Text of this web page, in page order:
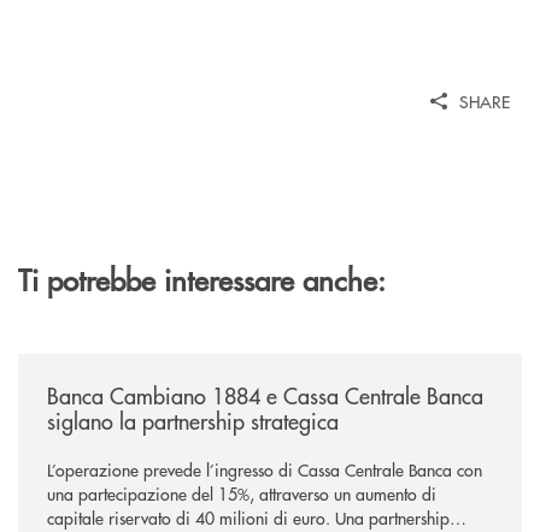
SHARE
Ti potrebbe interessare anche:
Banca Cambiano 1884 e Cassa Centrale Banca
siglano la partnership strategica
L’operazione prevede l’ingresso di Cassa Centrale Banca con
una partecipazione del 15%, attraverso un aumento di
capitale riservato di 40 milioni di euro. Una partnership